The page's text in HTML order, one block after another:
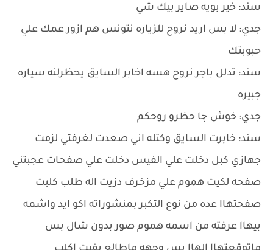
سند: خير بويه صاير بيك شي
جدي: لا بس اريد نروح للزياره نتونس هم ازور عمك علي
حبوبتك
سند: تدلل باجر نروح هسه اخابر السايق يحظرلنه سياره
جبيره
جدي: خوش چا حظرو روحكم
سند: خابرت السايق وكتله اني صعدت لغرفتي لزمت
جهازي كبل دخلت علي الفيس دخلت علي صفحات عجبتني
صفحه لكيت هموم علي مزخرف دزيت اله طلب كلبت
صفحتهاا عده من نوع التكبر بمنشوراته اكو ايد واشمه
بيهاا عرفته من اسمه هموم صور بدون شال بس